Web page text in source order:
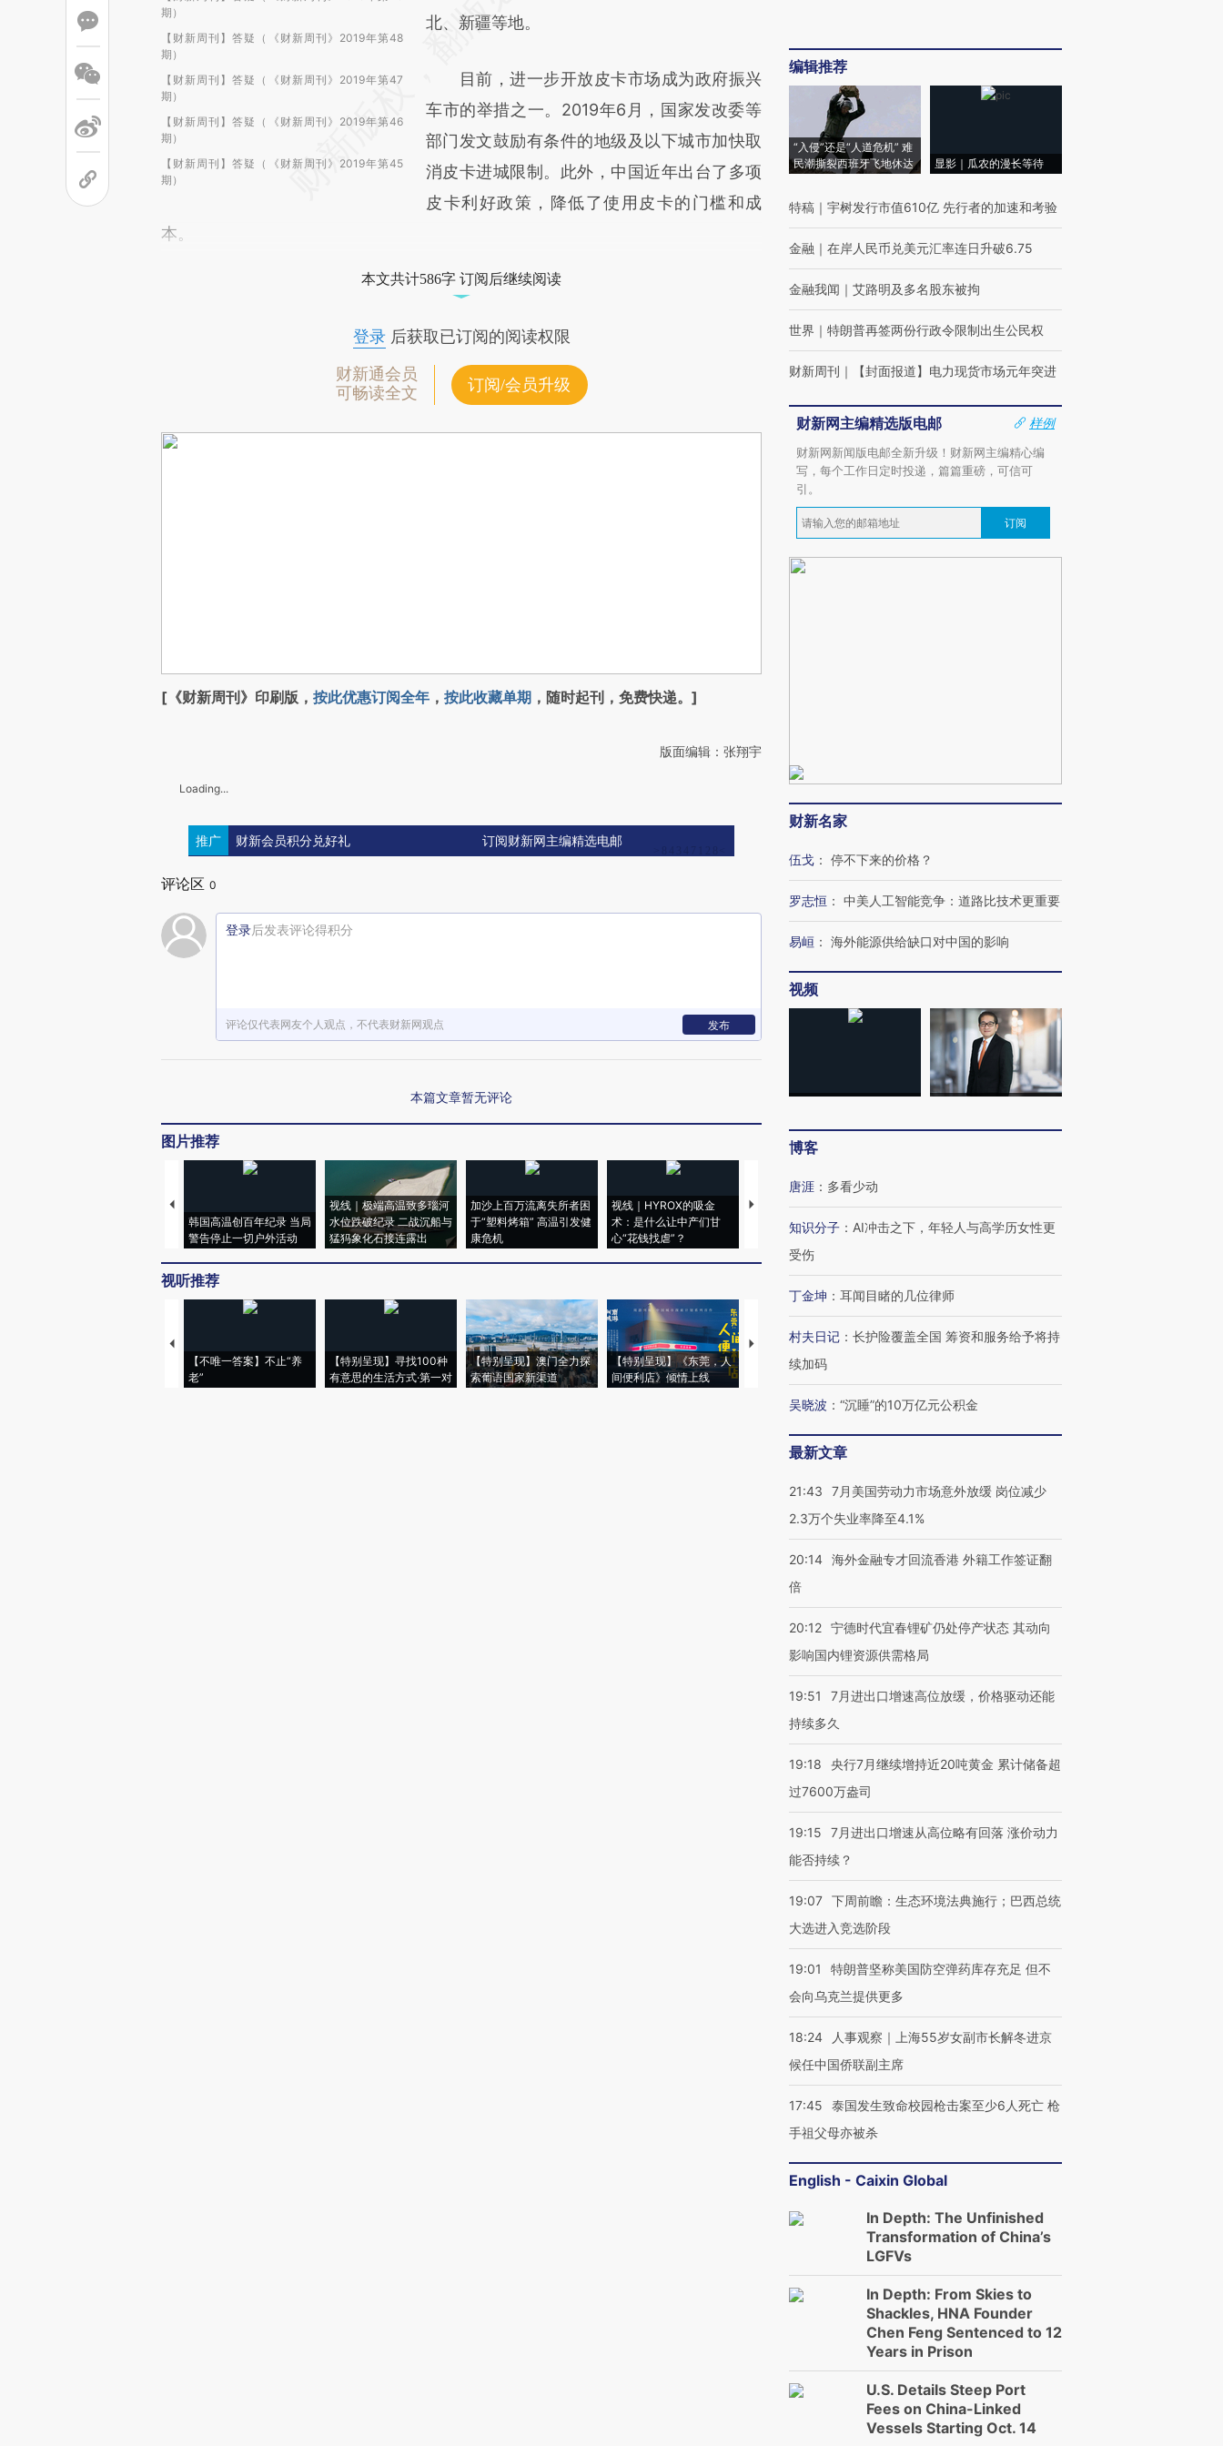
期）
【财新周刊】答疑（《财新周刊》2019年第48
期）
【财新周刊】答疑（《财新周刊》2019年第47
期）
【财新周刊】答疑（《财新周刊》2019年第46
期）
【财新周刊】答疑（《财新周刊》2019年第45
期）
北、新疆等地。
目前，进一步开放皮卡市场成为政府振兴
车市的举措之一。2019年6月，国家发改委等
部门发文鼓励有条件的地级及以下城市加快取
消皮卡进城限制。此外，中国近年出台了多项
皮卡利好政策，降低了使用皮卡的门槛和成
本。
本文共计586字 订阅后继续阅读
登录后获取已订阅的阅读权限
财新通会员
可畅读全文
订阅/会员升级
[《财新周刊》印刷版， 按此优惠订阅全年 ， 按此收藏单期 ，随时起刊，免费快递。]
版面编辑：张翔宇
Loading...
推广 财新会员积分兑好礼 订阅财新网主编精选电邮
评论区 0
登录后发表评论得积分
评论仅代表网友个人观点，不代表财新网观点 发布
本篇文章暂无评论
图片推荐
韩国高温创百年纪录 当局
警告停止一切户外活动
视线｜极端高温致多瑙河
水位跌破纪录 二战沉船与
猛犸象化石接连露出
加沙上百万流离失所者困
于“塑料烤箱” 高温引发健
康危机
视线｜HYROX的吸金
术：是什么让中产们甘
心“花钱找虐”？
马航飞行员跨国走私7万
粒摇头丸 尿检体内含3种
视线｜被称为“蟑螂”的印
度Z世代 用街头抗争将教
育部长拱下台
视线｜“入侵”还是“人道危
机”？难民潮撕裂西班牙
飞地休达
视听推荐
【不唯一答案】不止“养
老”
【特别呈现】寻找100种
有意思的生活方式·第一对
【特别呈现】澳门全力探
索葡语国家新渠道
【特别呈现】《东莞，人
间便利店》倾情上线
【推广】走进第四届链博
会，让数智科技“链”接产
【商旅对话】华住集团
编辑推荐
“入侵”还是“人道危机” 难
民潮撕裂西班牙飞地休达
显影｜瓜农的漫长等待
特稿 ｜ 宇树发行市值610亿 先行者的加速和考验
金融 ｜ 在岸人民币兑美元汇率连日升破6.75
金融我闻 ｜ 艾路明及多名股东被拘
世界 ｜ 特朗普再签两份行政令限制出生公民权
财新周刊 ｜ 【封面报道】电力现货市场元年突进
财新网主编精选版电邮
样例
财新网新闻版电邮全新升级！财新网主编精心编
写，每个工作日定时投递，篇篇重磅，可信可
引。
订阅
财新名家
伍戈 ： 停不下来的价格？
罗志恒 ： 中美人工智能竞争：道路比技术更重要
易峘 ： 海外能源供给缺口对中国的影响
视频
博客
唐涯 ： 多看少动
知识分子 ： AI冲击之下，年轻人与高学历女性更
受伤
丁金坤 ： 耳闻目睹的几位律师
村夫日记 ： 长护险覆盖全国 筹资和服务给予将持
续加码
吴晓波 ： “沉睡”的10万亿元公积金
最新文章
21:43
7月美国劳动力市场意外放缓 岗位减少
2.3万个失业率降至4.1%
20:14 海外金融专才回流香港 外籍工作签证翻
倍
20:12 宁德时代宜春锂矿仍处停产状态 其动向
影响国内锂资源供需格局
19:51
7月进出口增速高位放缓，价格驱动还能
持续多久
19:18
央行7月继续增持近20吨黄金 累计储备超
过7600万盎司
19:15
7月进出口增速从高位略有回落 涨价动力
能否持续？
19:07 下周前瞻：生态环境法典施行；巴西总统
大选进入竞选阶段
19:01
特朗普坚称美国防空弹药库存充足 但不
会向乌克兰提供更多
18:24
人事观察｜上海55岁女副市长解冬进京
候任中国侨联副主席
17:45
泰国发生致命校园枪击案至少6人死亡 枪
手祖父母亦被杀
English - Caixin Global
In Depth: The Unfinished
Transformation of China’s
LGFVs
In Depth: From Skies to
Shackles, HNA Founder
Chen Feng Sentenced to 12
Years in Prison
U.S. Details Steep Port
Fees on China-Linked
Vessels Starting Oct. 14